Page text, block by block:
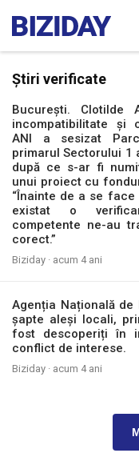
Știri verificate
București. Clotilde
incompatibilitate și
ANI a sesizat
primarul Sectorului 1
după ce s-ar fi
unui proiect cu
“Înainte de a se
existat o
competente ne-au
corect.”
Biziday · acum 4 ani
Agenția Națională
șapte aleși locali,
fost descoperiți în
conflict de interese.
Biziday · acum 4 ani